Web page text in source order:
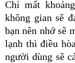
Chỉ mất
không gian sẽ
bạn nên nhớ sẽ
lạnh thì điều
người dùng sẽ